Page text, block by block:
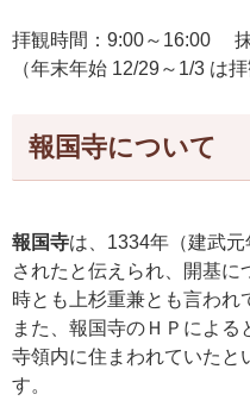
拝観時間：9:00～16:00 抹
（年末年始 12/29～1/3 は拝
報国寺について
報国寺は、1334年（建武
されたと伝えられ、開基に
時とも上杉重兼とも言われ
また、報国寺のＨＰによる
寺領内に住まわれていたと
す。